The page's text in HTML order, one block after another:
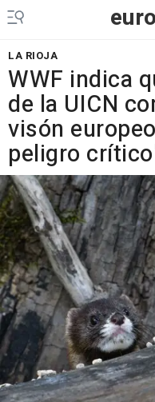
LA RIOJA
WWF indica
de la UICN
visón
peligro